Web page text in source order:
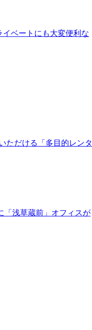
ベートにも大変便利な
ただける「多目的レンタ
「浅草蔵前」オフィスが